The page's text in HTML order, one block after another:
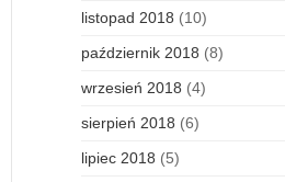
listopad 2018 (10)
październik 2018 (8)
wrzesień 2018 (4)
sierpień 2018 (6)
lipiec 2018 (5)